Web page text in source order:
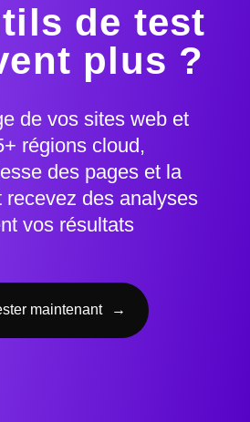
de test
plus ?
de vos sites web et
régions cloud,
des pages et la
recevez des analyses
vos résultats
maintenant →